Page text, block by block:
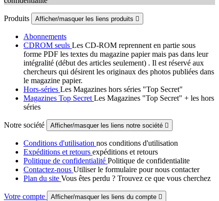
Produits Afficher/masquer les liens produits 
Abonnements
CDROM seuls Les CD-ROM reprennent en partie sous
forme PDF les textes du magazine papier mais pas dans leur
intégralité (début des articles seulement) . Il est réservé aux
chercheurs qui désirent les originaux des photos publiées dans
le magazine papier.
Hors-séries Les Magazines hors séries "Top Secret"
Magazines Top Secret Les Magazines "Top Secret" + les hors
séries
Notre société Afficher/masquer les liens notre société 
Conditions d'utilisation nos conditions d'utilisation
Expéditions et retours expéditions et retours
Politique de confidentialité Politique de confidentialite
Contactez-nous Utiliser le formulaire pour nous contacter
Plan du site Vous êtes perdu ? Trouvez ce que vous cherchez
Votre compte Afficher/masquer les liens du compte 